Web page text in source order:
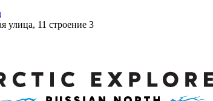
улица, 11 строение 3